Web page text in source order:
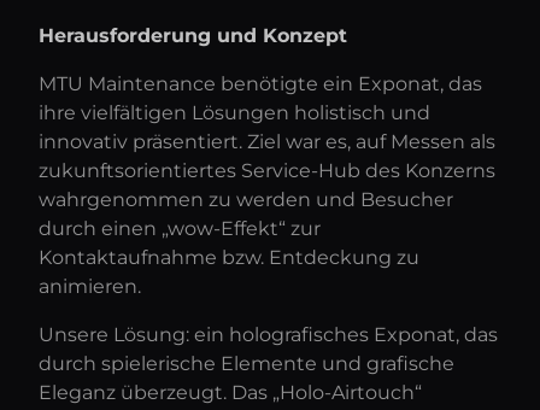
Herausforderung und Konzept
MTU Maintenance benötigte ein Exponat, das
ihre vielfältigen Lösungen holistisch und
innovativ präsentiert. Ziel war es, auf Messen als
zukunftsorientiertes Service-Hub des Konzerns
wahrgenommen zu werden und Besucher
durch einen „wow-Effekt“ zur
Kontaktaufnahme bzw. Entdeckung zu
animieren.
Unsere Lösung: ein holografisches Exponat, das
durch spielerische Elemente und grafische
Eleganz überzeugt. Das „Holo-Airtouch“